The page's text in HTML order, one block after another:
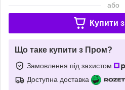
або
Купити з
Що таке купити з Пром?
Замовлення під захистом
Доступна доставка